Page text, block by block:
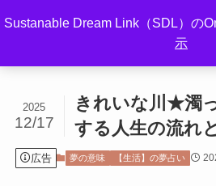
Sustanable Dream Link（SDL）の
示
きれいな川★濁
する人生の流れ
2025
12/17
広告 夢の意味 【生活】の夢占い